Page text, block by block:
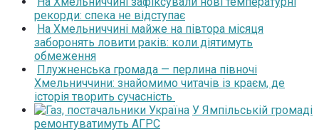
рекорди: спека не відступає
На Хмельниччині майже на півтора місяця
заборонять ловити раків: коли діятимуть
обмеження
Плужненська громада — перлина півночі
Хмельниччини: знайомимо читачів із краєм, де
історія творить сучасність
У Ямпільській громаді
ремонтуватимуть АГРС